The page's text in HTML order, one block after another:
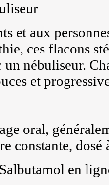
et aux
ces flacons
un nébuliseur.
et
oral,
constante, dosé
en